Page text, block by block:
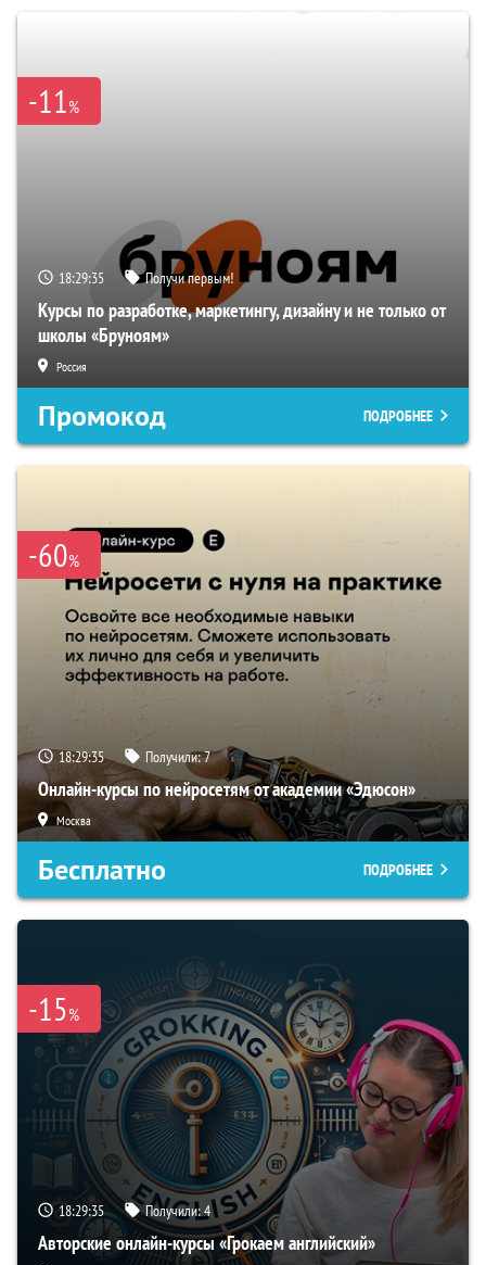
-11%
18:29:34 Получи первым!
Курсы по разработке, маркетингу, дизайну и не только от
школы «Бруноям»
Россия
Промокод ПОДРОБНЕЕ
-60%
18:29:34 Получили:7
Онлайн-курсы по нейросетям от академии «Эдюсон»
Москва
Бесплатно ПОДРОБНЕЕ
-15%
18:29:34 Получили:4
Авторские онлайн-курсы «Грокаем английский»